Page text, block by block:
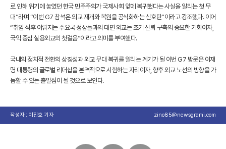
로 인해 위기에 놓였던 한국 민주주의가 국제사회 앞에 복귀했다는 사실을 알리는 첫 무
대”라며 “이번 G7 참석은 외교 재개와 복원을 공식화하는 신호탄”이라고 강조했다. 이어
“취임 직후 이뤄지는 주요국 정상들과의 대면 외교는 조기 신뢰 구축의 중요한 기회이자,
국익 중심 실용외교의 첫걸음”이라고 의미를 부여했다.
국내외 정치적 전환의 상징성과 외교 무대 복귀를 알리는 계기가 될 이번 G7 방문은 이재
명 대통령의 글로벌 리더십을 본격적으로 시험하는 자리이자, 향후 외교 노선의 방향을 가
늠할 수 있는 출발점이 될 것으로 보인다.
작성자 : 이진호 기자 zino85@newsgrami.com